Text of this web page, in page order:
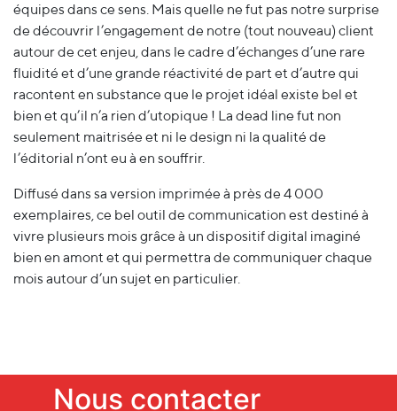
équipes dans ce sens. Mais quelle ne fut pas notre surprise
de découvrir l’engagement de notre (tout nouveau) client
autour de cet enjeu, dans le cadre d’échanges d’une rare
fluidité et d’une grande réactivité de part et d’autre qui
racontent en substance que le projet idéal existe bel et
bien et qu’il n’a rien d’utopique ! La dead line fut non
seulement maitrisée et ni le design ni la qualité de
l’éditorial n’ont eu à en souffrir.
Diffusé dans sa version imprimée à près de 4 000
exemplaires, ce bel outil de communication est destiné à
vivre plusieurs mois grâce à un dispositif digital imaginé
bien en amont et qui permettra de communiquer chaque
mois autour d’un sujet en particulier.
Nous contacter